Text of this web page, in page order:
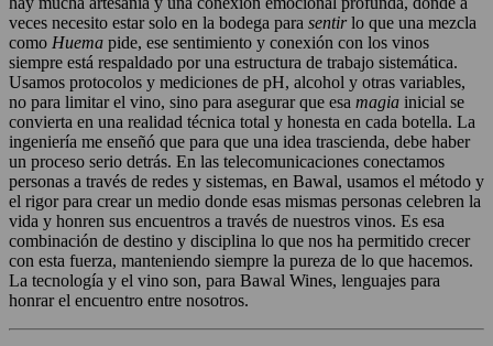
veces necesito estar solo en la bodega para sentirlo que una mezcla
como Huema pide, ese sentimiento y conexión con los vinos
siempre está respaldado por una estructura de trabajo sistemática.
Usamos protocolos y mediciones de pH, alcohol y otras variables,
no para limitar el vino, sino para asegurar que esa magia inicial se
convierta en una realidad técnica total y honesta en cada botella. La
ingeniería me enseñó que para que una idea trascienda, debe haber
un proceso serio detrás. En las telecomunicaciones conectamos
personas a través de redes y sistemas, en Bawal, usamos el método y
el rigor para crear un medio donde esas mismas personas celebren la
vida y honren sus encuentros a través de nuestros vinos. Es esa
combinación de destino y disciplina lo que nos ha permitido crecer
con esta fuerza, manteniendo siempre la pureza de lo que hacemos.
La tecnología y el vino son, para Bawal Wines, lenguajes para
honrar el encuentro entre nosotros.